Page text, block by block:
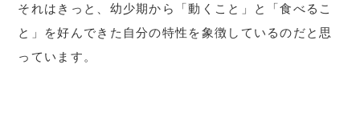
それはきっと、幼少期から「動くこと」と「食べるこ
と」を好んできた自分の特性を象徴しているのだと思
っています。